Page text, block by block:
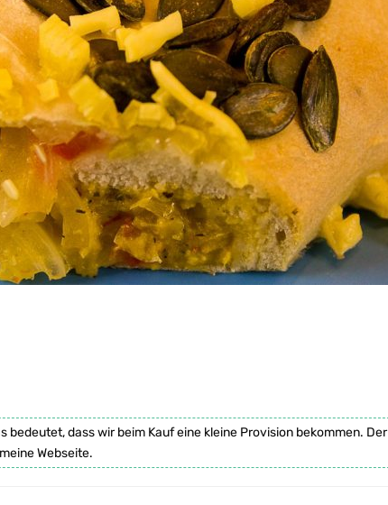
dass wir beim Kauf eine kleine Provision bekommen. Der
Webseite.